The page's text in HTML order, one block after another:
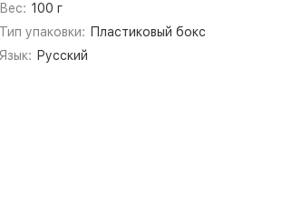
Вес: 100 г
Тип упаковки: Пластиковый бокс
Язык: Русский